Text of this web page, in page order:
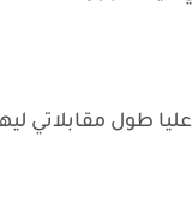
طول مقابلاتي